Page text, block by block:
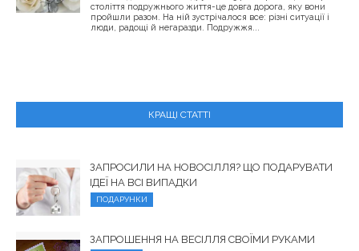
століття подружнього життя-це довга дорога, яку вони
пройшли разом. На ній зустрічалося все: різні ситуації і
люди, радощі й негаразди. Подружжя...
КРАЩІ СТАТТІ
ЗАПРОСИЛИ НА НОВОСІЛЛЯ? ЩО ПОДАРУВАТИ
ІДЕЇ НА ВСІ ВИПАДКИ
ПОДАРУНКИ
ЗАПРОШЕННЯ НА ВЕСІЛЛЯ СВОЇМИ РУКАМИ